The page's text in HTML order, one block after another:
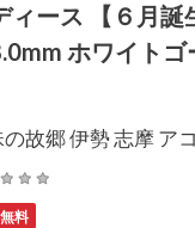
ィース 【６月誕
ホワイト
故郷 伊勢 志摩 ア
料